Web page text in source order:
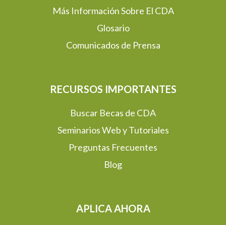
Más Información Sobre El CDA
Glosario
Comunicados de Prensa
RECURSOS IMPORTANTES
Buscar Becas de CDA
Seminarios Web y Tutoriales
Preguntas Frecuentes
Blog
APLICA AHORA